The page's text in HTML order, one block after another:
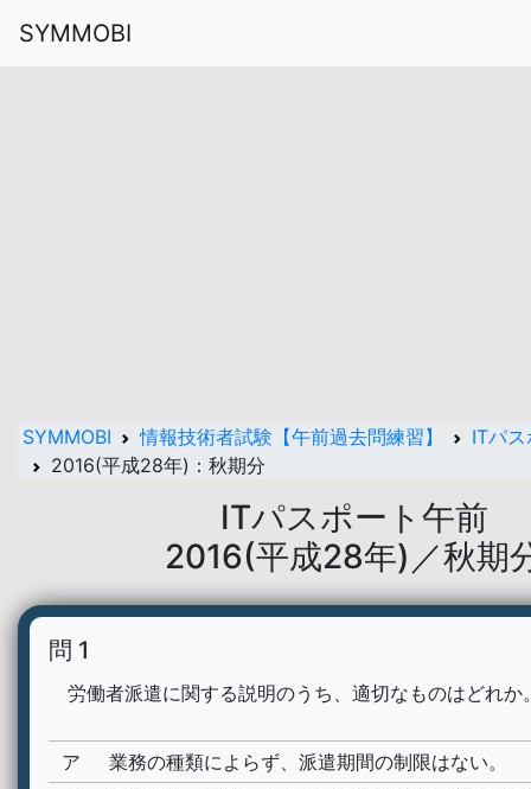
SYMMOBI
SYMMOBI 情報技術者試験【午前過去問練習】
ITパ
2016(平成28年)：秋期分
ITパスポート午前
2016(平成28年)／秋期
問 1
労働者派遣に関する説明のうち、適切なものはどれか
ア
業務の種類によらず、派遣期間の制限はない。